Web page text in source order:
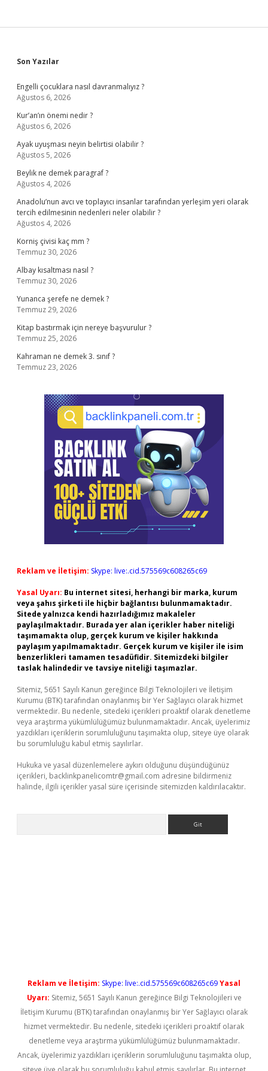
Sidebar
Son Yazılar
Engelli çocuklara nasıl davranmalıyız ?
Ağustos 6, 2026
Kur’an’ın önemi nedir ?
Ağustos 6, 2026
Ayak uyuşması neyin belirtisi olabilir ?
Ağustos 5, 2026
Beylik ne demek paragraf ?
Ağustos 4, 2026
Anadolu’nun avcı ve toplayıcı insanlar tarafından yerleşim yeri olarak
tercih edilmesinin nedenleri neler olabilir ?
Ağustos 4, 2026
Korniş çivisi kaç mm ?
Temmuz 30, 2026
Albay kısaltması nasıl ?
Temmuz 30, 2026
Yunanca şerefe ne demek ?
Temmuz 29, 2026
Kitap bastırmak için nereye başvurulur ?
Temmuz 25, 2026
Kahraman ne demek 3. sınıf ?
Temmuz 23, 2026
Reklam ve İletişim: Skype: live:.cid.575569c608265c69
Yasal Uyarı: Bu internet sitesi, herhangi bir marka, kurum
veya şahıs şirketi ile hiçbir bağlantısı bulunmamaktadır.
Sitede yalnızca kendi hazırladığımız makaleler
paylaşılmaktadır. Burada yer alan içerikler haber niteliği
taşımamakta olup, gerçek kurum ve kişiler hakkında
paylaşım yapılmamaktadır. Gerçek kurum ve kişiler ile isim
benzerlikleri tamamen tesadüfidir. Sitemizdeki bilgiler
taslak halindedir ve tavsiye niteliği taşımazlar.
Sitemiz, 5651 Sayılı Kanun gereğince Bilgi Teknolojileri ve İletişim
Kurumu (BTK) tarafından onaylanmış bir Yer Sağlayıcı olarak hizmet
vermektedir. Bu nedenle, sitedeki içerikleri proaktif olarak denetleme
veya araştırma yükümlülüğümüz bulunmamaktadır. Ancak, üyelerimiz
yazdıkları içeriklerin sorumluluğunu taşımakta olup, siteye üye olarak
bu sorumluluğu kabul etmiş sayılırlar.
Hukuka ve yasal düzenlemelere aykırı olduğunu düşündüğünüz
içerikleri, backlinkpanelicomtr@gmail.com adresine bildirmeniz
halinde, ilgili içerikler yasal süre içerisinde sitemizden kaldırılacaktır.
Reklam ve İletişim: Skype: live:.cid.575569c608265c69Yasal
Uyarı: Sitemiz, 5651 Sayılı Kanun gereğince Bilgi Teknolojileri ve
İletişim Kurumu (BTK) tarafından onaylanmış bir Yer Sağlayıcı olarak
hizmet vermektedir. Bu nedenle, sitedeki içerikleri proaktif olarak
denetleme veya araştırma yükümlülüğümüz bulunmamaktadır.
Ancak, üyelerimiz yazdıkları içeriklerin sorumluluğunu taşımakta olup,